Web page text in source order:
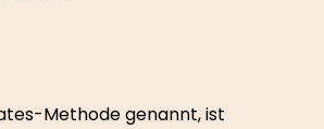
Methode genannt, ist